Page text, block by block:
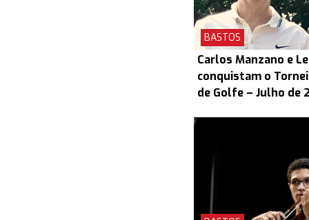
BASTOS
Carlos Manzano e
conquistam o
de Golfe – Julho de